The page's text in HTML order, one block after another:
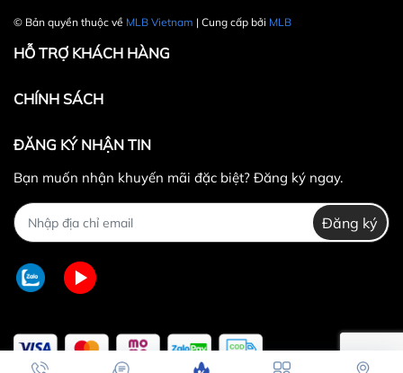
© Bản quyền thuộc về MLB Vietnam | Cung cấp bởi MLB
HỖ TRỢ KHÁCH HÀNG
CHÍNH SÁCH
ĐĂNG KÝ NHẬN TIN
Bạn muốn nhận khuyến mãi đặc biệt? Đăng ký ngay.
Đăng ký